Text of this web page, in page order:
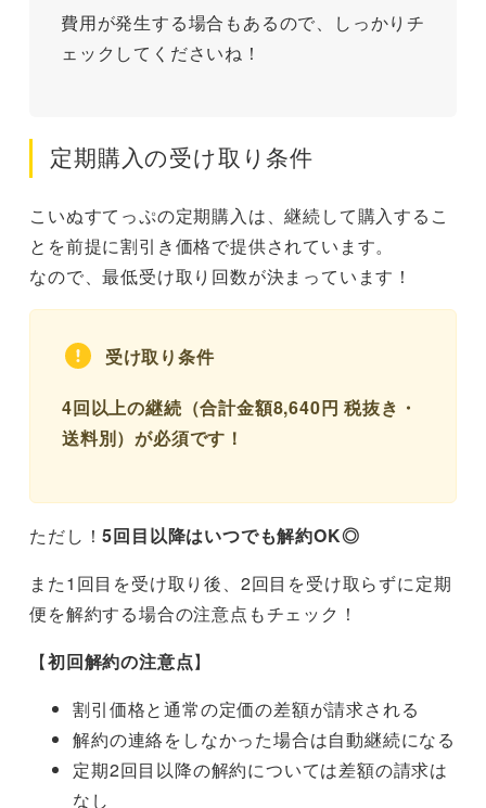
費用が発生する場合もあるので、しっかりチ
ェックしてくださいね！
定期購入の受け取り条件
こいぬすてっぷの定期購入は、継続して購入するこ
とを前提に割引き価格で提供されています。
なので、最低受け取り回数が決まっています！
受け取り条件
4回以上の継続（合計金額8,640円 税抜き・
送料別）が必須です！
ただし！5回目以降はいつでも解約OK◎
また1回目を受け取り後、2回目を受け取らずに定期
便を解約する場合の注意点もチェック！
【初回解約の注意点】
割引価格と通常の定価の差額が請求される
解約の連絡をしなかった場合は自動継続になる
定期2回目以降の解約については差額の請求は
なし